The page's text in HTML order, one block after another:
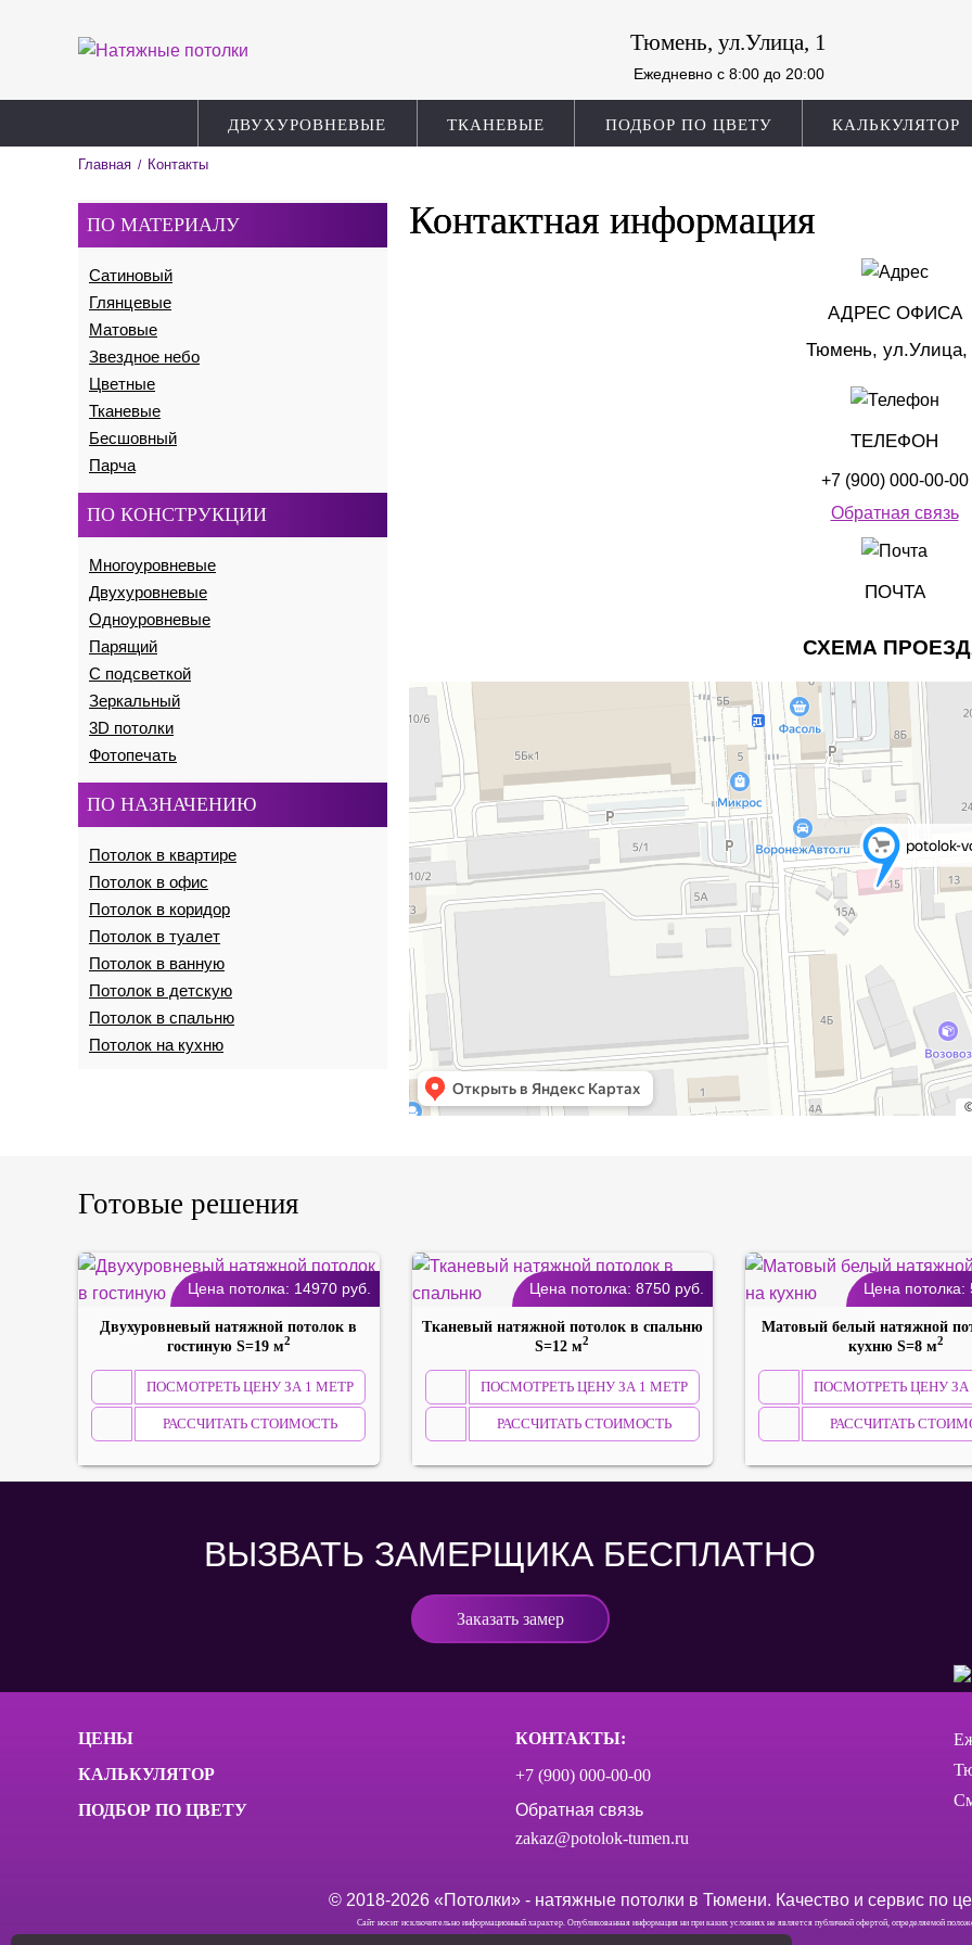
Тюмень, ул.Улица, 1
Ежедневно c 8:00 до 20:00
ДВУХУРОВНЕВЫЕ ТКАНЕВЫЕ ПОДБОР ПО ЦВЕТУ КАЛЬКУЛЯТОР
Главная / Контакты
Контактная информация
АДРЕС ОФИСА
Тюмень, ул.Улица,
ТЕЛЕФОН
+7 (900)000‑00-00
Обратная связь
ПОЧТА
СХЕМА
ПО МАТЕРИАЛУ
Сатиновый
Глянцевые
Матовые
Звездное небо
Цветные
Тканевые
Бесшовный
Парча
ПО КОНСТРУКЦИИ
Многоуровневые
Двухуровневые
Одноуровневые
Парящий
С подсветкой
Зеркальный
3D потолки
Фотопечать
ПО НАЗНАЧЕНИЮ
Потолок в квартире
Потолок в офис
Потолок в коридор
Потолок в туалет
Потолок в ванную
Потолок в детскую
Потолок в спальню
Потолок на кухню
Готовые решения
Цена потолка: 14970руб.
Двухуровневый натяжной потолок в
гостиную S=19 м2
ПОСМОТРЕТЬ ЦЕНУ ЗА 1 МЕТР
РАССЧИТАТЬ СТОИМОСТЬ
Цена потолка: 8750 руб.
Тканевый натяжной потолок в спальню
S=12 м2
ПОСМОТРЕТЬ ЦЕНУ ЗА 1 МЕТР
РАССЧИТАТЬ СТОИМОСТЬ
Цена потолка:
Матовый белый натяжной
кухню S=8 м2
ПОСМОТРЕТЬ ЦЕНУ ЗА
РАССЧИТАТЬ
ВЫЗВАТЬ ЗАМЕРЩИКА БЕСПЛАТНО
Заказать замер
ЦЕНЫ
КАЛЬКУЛЯТОР
ПОДБОР ПО ЦВЕТУ
КОНТАКТЫ:
+7 (900) 000‑00-00
Обратная связь
zakaz@potolok-tumen.ru
© 2018-2026 «Потолки» - натяжные потолки в Тюмени. Качество и сервис по
Сайт носит исключительно информационный характер. Опубликованная информация ни при каких условиях не является публичной офертой, определяемой